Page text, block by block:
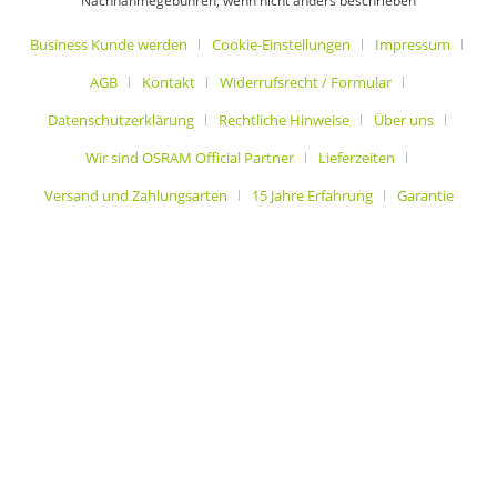
Business Kunde werden Cookie-Einstellungen
Impressum
AGB
Kontakt
Widerrufsrecht / Formular
Datenschutzerklärung
Rechtliche Hinweise
Über uns
Wir sind OSRAM Official Partner
Lieferzeiten
Versand und Zahlungsarten
15 Jahre Erfahrung Garantie